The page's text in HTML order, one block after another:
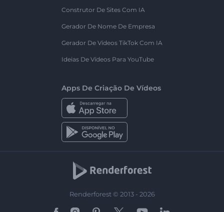
Construtor De Sites Com IA
Gerador De Nome De Empresa
Gerador De Vídeos TikTok Com IA
Ideias De Vídeos Para YouTube
Apps De Criação De Vídeos
Renderforest © 2013 - 2026